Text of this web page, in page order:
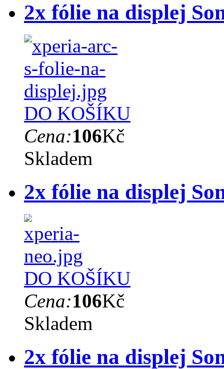
2x fólie na displej
DO KOŠÍKU
Cena:106Kč
Skladem
2x fólie na displej
DO KOŠÍKU
Cena:106Kč
Skladem
2x fólie na displej